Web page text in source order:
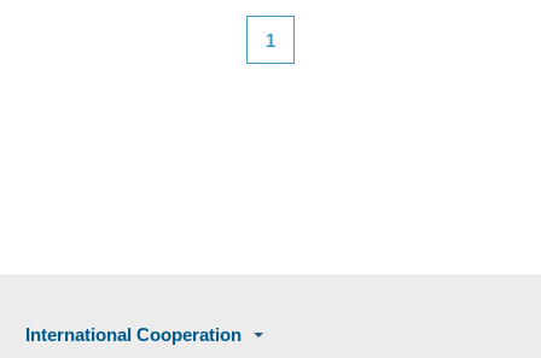
1
International Cooperation